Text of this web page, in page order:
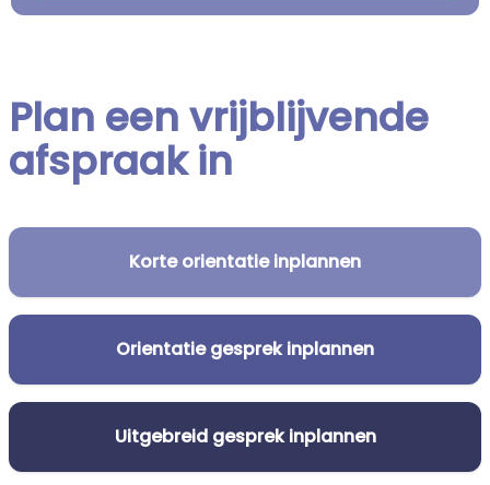
Plan een vrijblijvende
afspraak in
Korte orientatie inplannen
Orientatie gesprek inplannen
Uitgebreid gesprek inplannen